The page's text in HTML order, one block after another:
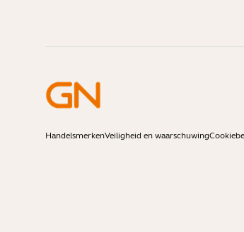
HandelsmerkenVeiligheid en waarschuwing